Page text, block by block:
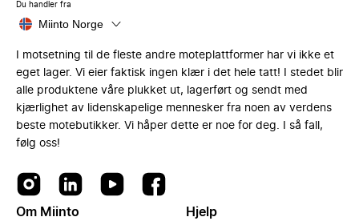
Du handler fra
Miinto Norge
I motsetning til de fleste andre moteplattformer har vi ikke et
eget lager. Vi eier faktisk ingen klær i det hele tatt! I stedet blir
alle produktene våre plukket ut, lagerført og sendt med
kjærlighet av lidenskapelige mennesker fra noen av verdens
beste motebutikker. Vi håper dette er noe for deg. I så fall,
følg oss!
Om Miinto Hjelp